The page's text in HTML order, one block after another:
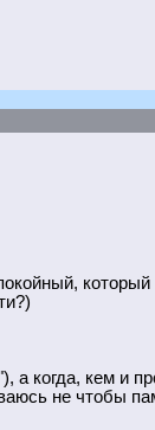
а когда, кем и
не чтобы